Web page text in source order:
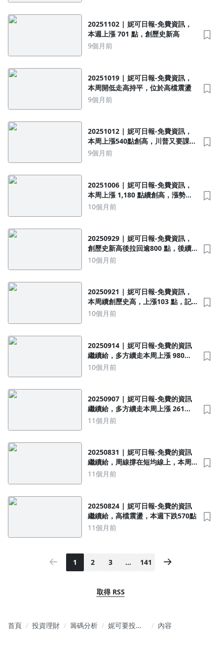
20251102 | 妮可日報-免費資訊，
本週上漲 701 點，創歷史新高
9個月前
20251019 | 妮可日報-免費資訊，
本周開低走高持平，位於高檔震盪
9個月前
20251012 | 妮可日報-免費資訊，
本周上漲540點創高，川普又要課中
國100%關稅
9個月前
20251006 | 妮可日報-免費資訊，
本周上漲 1,180 點續創高，漲勢擋
不住
10個月前
20250929 | 妮可日報-免費資訊，
創歷史新高後拉回逾800 點，後續
觀察這3點
10個月前
20250921 | 妮可日報-免費資訊，
本周續創歷史高，上漲103 點，記
憶體繼續漲
10個月前
20250914 | 妮可日報-免費的資訊
繼續給，多方續走本周上漲 980
點，外資持續推升行情
10個月前
20250907 | 妮可日報-免費的資訊
繼續給，多方續走本周上漲 261
點，PCB投信拋售
11個月前
20250831 | 妮可日報-免費的資訊
繼續給，周線撐在短均線上，本周
上漲468點
11個月前
20250824 | 妮可日報-免費的資訊
繼續給，高檔震盪，本週下跌570點
11個月前
1 2 3 … 141
取得 RSS
首頁 投資理財 籌碼分析
妮可要投資
內容
沒有待播放的清單
去逛逛